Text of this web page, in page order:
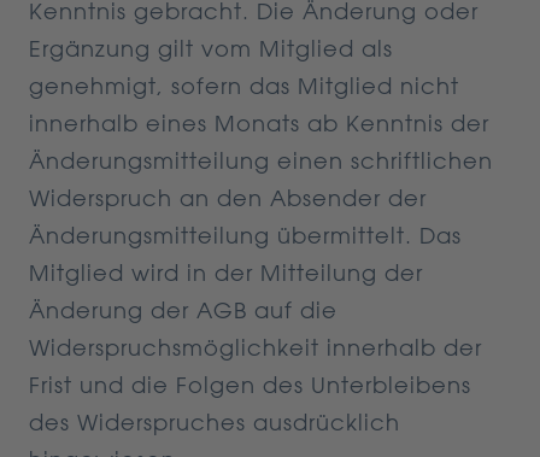
Kenntnis gebracht. Die Änderung oder
Ergänzung gilt vom Mitglied als
genehmigt, sofern das Mitglied nicht
innerhalb eines Monats ab Kenntnis der
Änderungsmitteilung einen schriftlichen
Widerspruch an den Absender der
Änderungsmitteilung übermittelt. Das
Mitglied wird in der Mitteilung der
Änderung der AGB auf die
Widerspruchsmöglichkeit innerhalb der
Frist und die Folgen des Unterbleibens
des Widerspruches ausdrücklich